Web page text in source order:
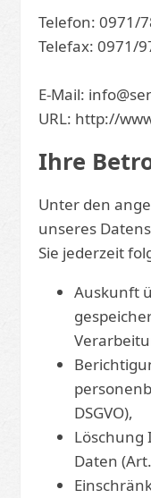
Telefon: 0971/
Telefax: 0971/
E-Mail:
URL: http://
Ihre
Unter den
unseres
Sie jederzeit
Auskunft
DSGVO),
Löschung
Daten